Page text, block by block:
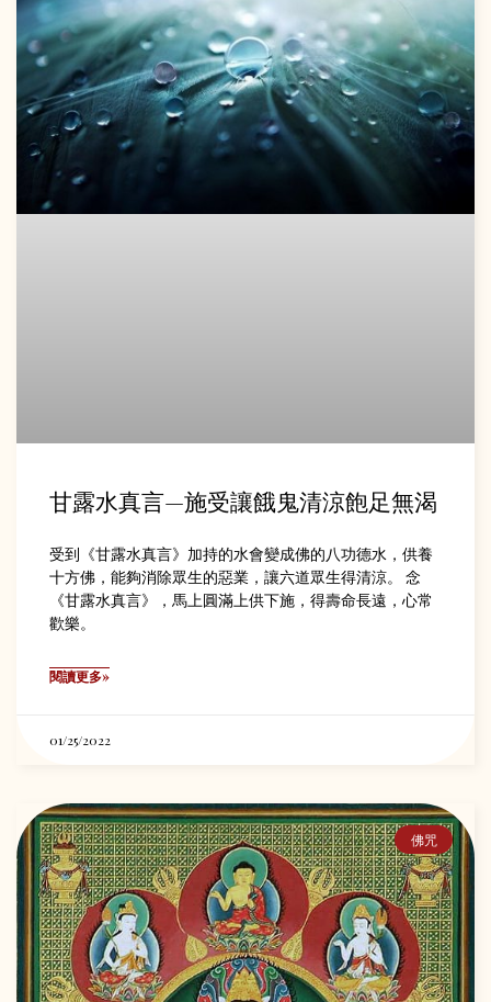
甘露水真言—施受讓餓鬼清涼飽足無渴
受到《甘露水真言》加持的水會變成佛的八功德水，供養
十方佛­，能夠消除眾生的惡業，讓六道眾生得清涼。 念
《甘露水真言》，馬上圓滿上供下施，得壽命長遠，心常
歡樂。
閱讀更多»
01/25/2022
佛咒